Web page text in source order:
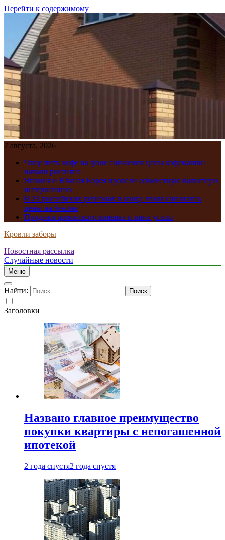
Перейти к содержимому
7 августа, 2026
Чаще пить кофе на фоне снижения цены кофемашин
начали россияне
Япония и Южная Корея провели совместную валютную
интервенцию
В 23 российских регионах в конце июля снизились
цены на бензин
Продажи армянского коньяка и вина упали
Кровли заборы
Новостная рассылка
Случайные новости
Меню
Найти:
Заголовки
Названо главное преимущество
покупки квартиры с непогашенной
ипотекой
2 года спустя2 года спустя